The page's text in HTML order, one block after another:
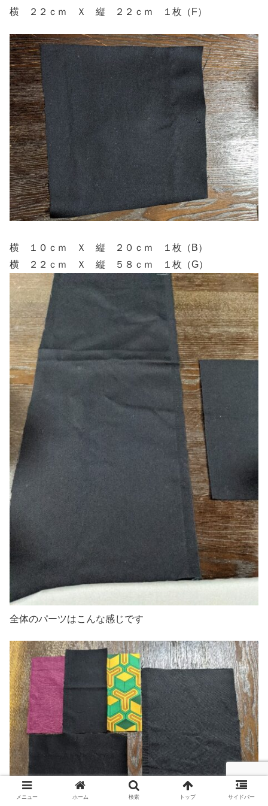
横 ２２ｃｍ Ｘ 縦 ２２ｃｍ １枚（F）
横 １０ｃｍ Ｘ 縦 ２０ｃｍ １枚（B）
横 ２２ｃｍ Ｘ 縦 ５８ｃｍ １枚（G）
全体のパーツはこんな感じです
メニュー ホーム 検索 トップ サイドバー